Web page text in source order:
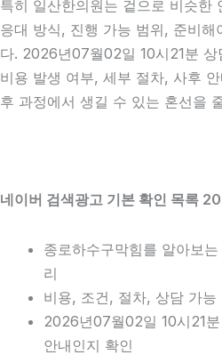
특히 일산한의원는 겉으로 비슷한
응대 방식, 진행 가능 범위, 준비
다. 2026년07월02일 10시21분
비용 발생 여부, 세부 절차, 사후
후 과정에서 생길 수 있는 혼선을
네이버 검색광고 기본 확인 목록
종로하수구막힘를 알아보
리
비용, 조건, 절차, 상담 가능
2026년07월02일 10시21
안내인지 확인